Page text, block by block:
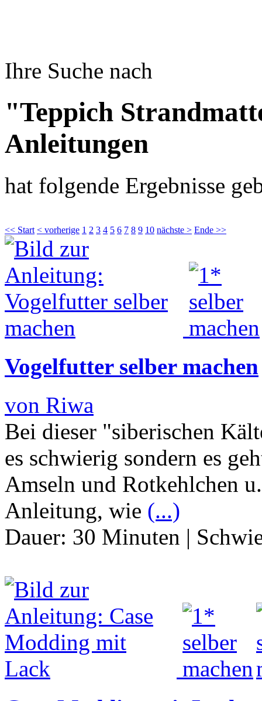
Ihre Suche nach
"Teppich
Anleitungen
hat folgende Ergebnisse
<< Start < vorherige 1 2 3 4 5 6 7 8 9 10 nächste > Ende >>
Vogelfutter selber machen
von Riwa
Bei dieser "siberischen
es schwierig sondern es
Amseln und Rotkehlchen
Anleitung, wie (...)
Dauer: 30 Minuten |